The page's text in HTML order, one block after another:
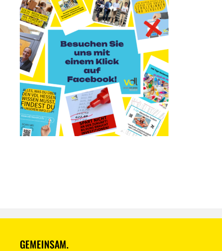
GEMEINSAM.